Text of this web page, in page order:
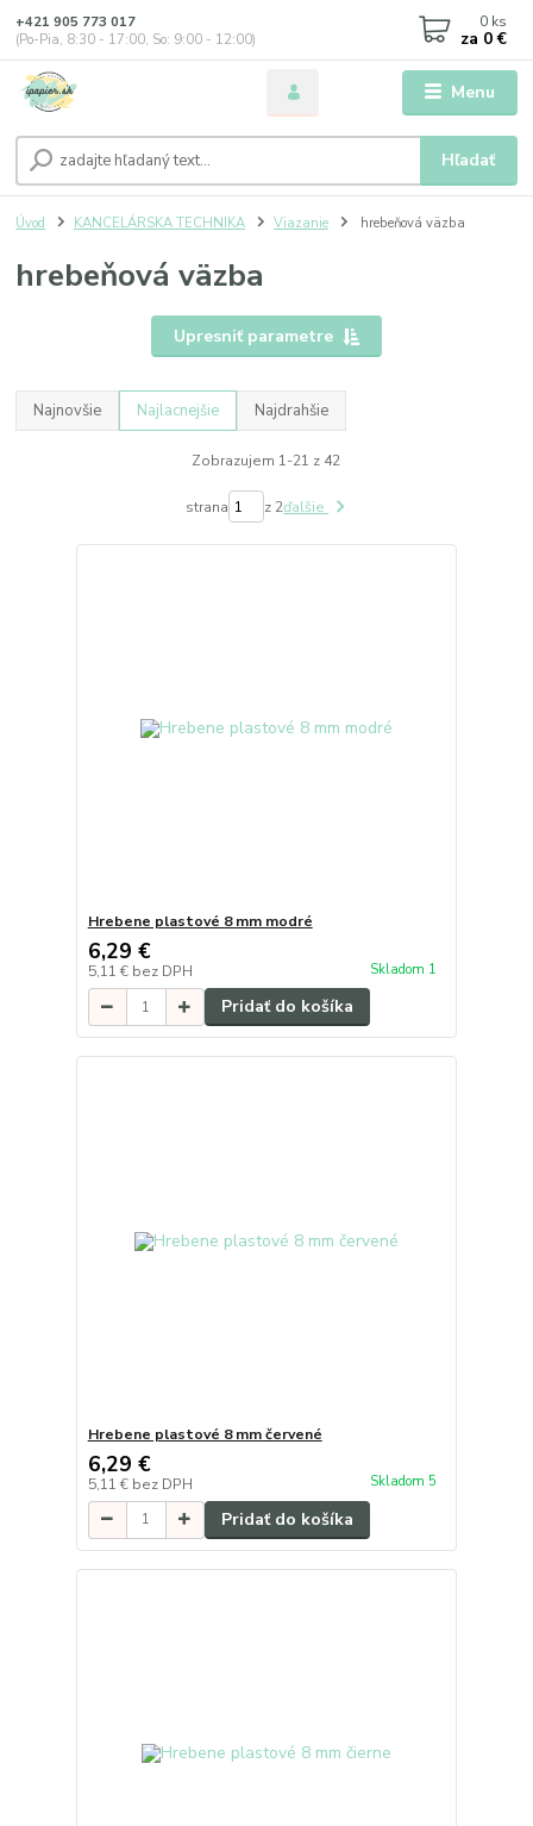
Menu
Hľadať
+421 905 773 017
(Po-Pia, 8:30 - 17:00, So: 9:00 - 12:00)
0 ks
za 0 €
Úvod KANCELÁRSKA TECHNIKA Viazanie hrebeňová väzba
hrebeňová väzba
Upresniť parametre
Najnovšie Najlacnejšie Najdrahšie
Zobrazujem 1-21 z 42
strana z 2ďalšie
Hrebene plastové 8 mm modré
6,29 €
5,11 € bez DPH Skladom 1
Pridať do košíka
Hrebene plastové 8 mm červené
6,29 €
5,11 € bez DPH Skladom 5
Pridať do košíka